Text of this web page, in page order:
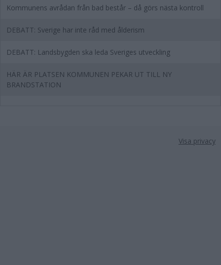
Kommunens avrådan från bad består – då görs nästa kontroll
DEBATT: Sverige har inte råd med ålderism
DEBATT: Landsbygden ska leda Sveriges utveckling
HÄR ÄR PLATSEN KOMMUNEN PEKAR UT TILL NY
BRANDSTATION
Visa privacy